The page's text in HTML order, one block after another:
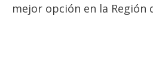
mejor opción en la